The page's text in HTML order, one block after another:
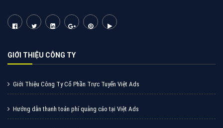
GIỚI THIỆU CÔNG TY
Giới Thiệu Công Ty Cổ Phần Trực Tuyến Việt Ads
Hướng dẫn thanh toán phí quảng cáo tại Việt Ads